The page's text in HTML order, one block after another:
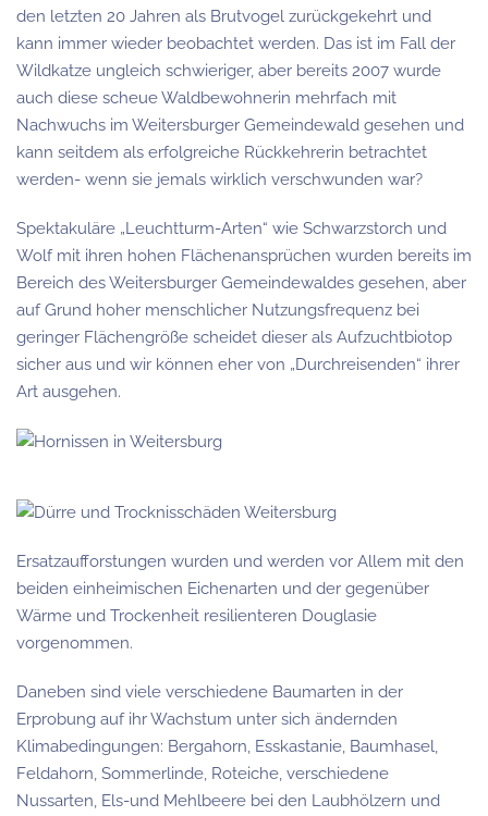
den letzten 20 Jahren als Brutvogel zurückgekehrt und
kann immer wieder beobachtet werden. Das ist im Fall der
Wildkatze ungleich schwieriger, aber bereits 2007 wurde
auch diese scheue Waldbewohnerin mehrfach mit
Nachwuchs im Weitersburger Gemeindewald gesehen und
kann seitdem als erfolgreiche Rückkehrerin betrachtet
werden- wenn sie jemals wirklich verschwunden war?
Spektakuläre „Leuchtturm-Arten“ wie Schwarzstorch und
Wolf mit ihren hohen Flächenansprüchen wurden bereits im
Bereich des Weitersburger Gemeindewaldes gesehen, aber
auf Grund hoher menschlicher Nutzungsfrequenz bei
geringer Flächengröße scheidet dieser als Aufzuchtbiotop
sicher aus und wir können eher von „Durchreisenden“ ihrer
Art ausgehen.
Ersatzaufforstungen wurden und werden vor Allem mit den
beiden einheimischen Eichenarten und der gegenüber
Wärme und Trockenheit resilienteren Douglasie
vorgenommen.
Daneben sind viele verschiedene Baumarten in der
Erprobung auf ihr Wachstum unter sich ändernden
Klimabedingungen: Bergahorn, Esskastanie, Baumhasel,
Feldahorn, Sommerlinde, Roteiche, verschiedene
Nussarten, Els-und Mehlbeere bei den Laubhölzern und